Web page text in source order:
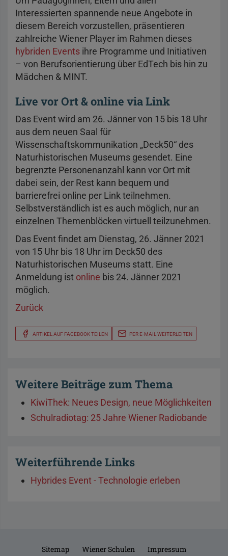
Interessierten spannende neue Angebote in
diesem Bereich vorzustellen, präsentieren
zahlreiche Wiener Player im Rahmen dieses
hybriden Events ihre Programme und Initiativen
– von Berufsorientierung über EdTech bis hin zu
Mädchen & MINT.
Live vor Ort & online via Link
Das Event wird am 26. Jänner von 15 bis 18 Uhr
aus dem neuen Saal für
Wissenschaftskommunikation „Deck50“ des
Naturhistorischen Museums gesendet. Eine
begrenzte Personenanzahl kann vor Ort mit
dabei sein, der Rest kann bequem und
barrierefrei online per Link teilnehmen.
Selbstverständlich ist es auch möglich, nur an
einzelnen Themenblöcken virtuell teilzunehmen.
Das Event findet am Dienstag, 26. Jänner 2021
von 15 Uhr bis 18 Uhr im Deck50 des
Naturhistorischen Museums statt. Eine
Anmeldung ist online bis 24. Jänner 2021
möglich.
Zurück
ARTIKEL AUF FACEBOOK TEILEN PER E-MAIL WEITERLEITEN
Weitere Beiträge zum Thema
KiwiThek: Neues Design, neue Möglichkeiten
Schulradiotag: 25 Jahre Wiener Radiobande
Weiterführende Links
Hybrides Event - Technologie erleben
Sitemap Wiener Schulen Impressum